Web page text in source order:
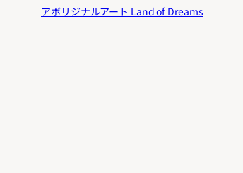
アボリジナルアート Land of Dreams